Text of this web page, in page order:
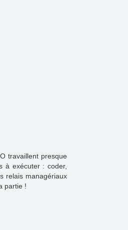
travaillent presque
à exécuter : coder,
relais managériaux
partie !